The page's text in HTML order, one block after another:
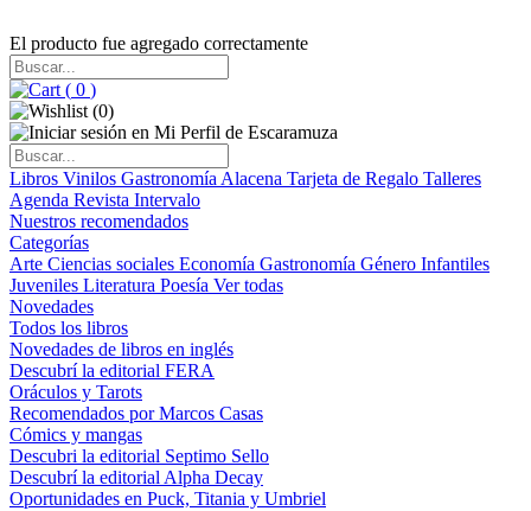
El producto fue agregado correctamente
( 0 )
(0)
Libros Vinilos Gastronomía Alacena Tarjeta de Regalo Talleres
Agenda Revista Intervalo
Nuestros recomendados
Categorías
Arte Ciencias sociales Economía Gastronomía Género Infantiles
Juveniles Literatura Poesía Ver todas
Novedades
Todos los libros
Novedades de libros en inglés
Descubrí la editorial FERA
Oráculos y Tarots
Recomendados por Marcos Casas
Cómics y mangas
Descubri la editorial Septimo Sello
Descubrí la editorial Alpha Decay
Oportunidades en Puck, Titania y Umbriel